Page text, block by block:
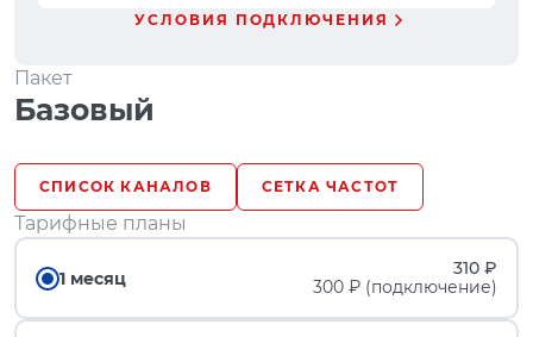
УСЛОВИЯ ПОДКЛЮЧЕНИЯ
Пакет
Базовый
СПИСОК КАНАЛОВ СЕТКА ЧАСТОТ
Тарифные планы
1 месяц
310 ₽
300 ₽ (подключение)